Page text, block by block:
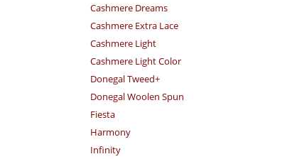
Cashmere Dreams
Cashmere Extra Lace
Cashmere Light
Cashmere Light Color
Donegal Tweed+
Donegal Woolen Spun
Fiesta
Harmony
Infinity